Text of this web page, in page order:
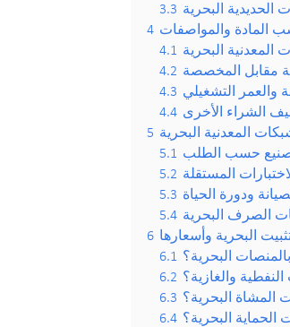
3.3 الحديدية البحرية
4 المادة والمواصفات
4.1 المعدنية البحرية
4.2 مقابل المخصصة
4.3 والعمر التشغيلي
4.4 الشراء الأخرى
5 المعدنية البحرية
5.1 حسب الطلب
5.2 المستقلة
5.3 ودورة الحياة
5.4 الصرف البحرية
6 البحرية وأسعارها
6.1 البحرية؟
6.2 والغازية؟
6.3 المشاة البحرية؟
6.4 البحرية؟